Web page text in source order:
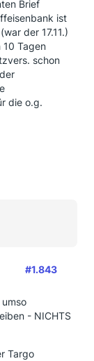
Brief
ist
der 17.11.)
10 Tagen
schon
die o.g.
#1.843
- NICHTS
Targo